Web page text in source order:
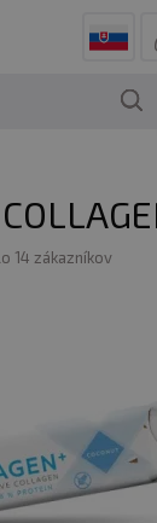
14 zákazníkov